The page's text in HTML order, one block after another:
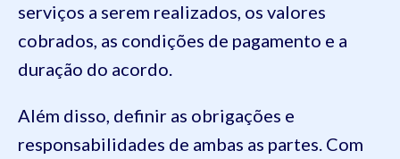
serviços a serem realizados, os valores
cobrados, as condições de pagamento e a
duração do acordo.
Além disso, definir as obrigações e
responsabilidades de ambas as partes. Com